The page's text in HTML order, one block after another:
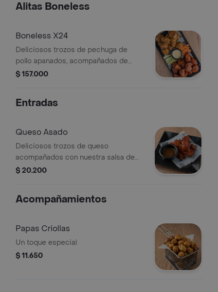
Alitas Boneless
Boneless X24
Deliciosos trozos de pechuga de
pollo apanados, acompañados de
apio, zanahoria y nuestra
nuestras salsas. (Incluye 4 salsas)
$ 157.000
Entradas
Queso Asado
Deliciosos trozos de queso
acompañados con nuestra salsa de
maracuyá.
$ 20.200
Acompañamientos
Papas Criollas
Un toque especial
$ 11.650